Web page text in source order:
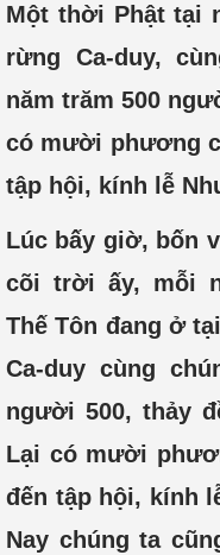
Một thời Phật tại
rừng Ca-duy,
năm trăm 500
có mười phương
tập hội, kính lễ
Lúc bấy giờ, bốn
cõi trời ấy, mỗi
Thế Tôn đang ở
Ca-duy cùng
người 500, thảy
Lại có mười
đến tập hội, kính
Nay chúng ta